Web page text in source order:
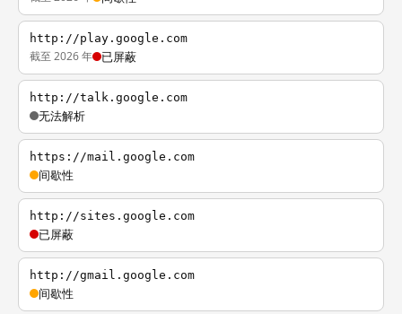
http://play.google.com
截至 2026 年 已屏蔽
http://talk.google.com
无法解析
https://mail.google.com
间歇性
http://sites.google.com
已屏蔽
http://gmail.google.com
间歇性